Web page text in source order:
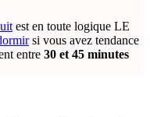
est en toute logique LE
si vous avez tendance
entre 30 et 45 minutes